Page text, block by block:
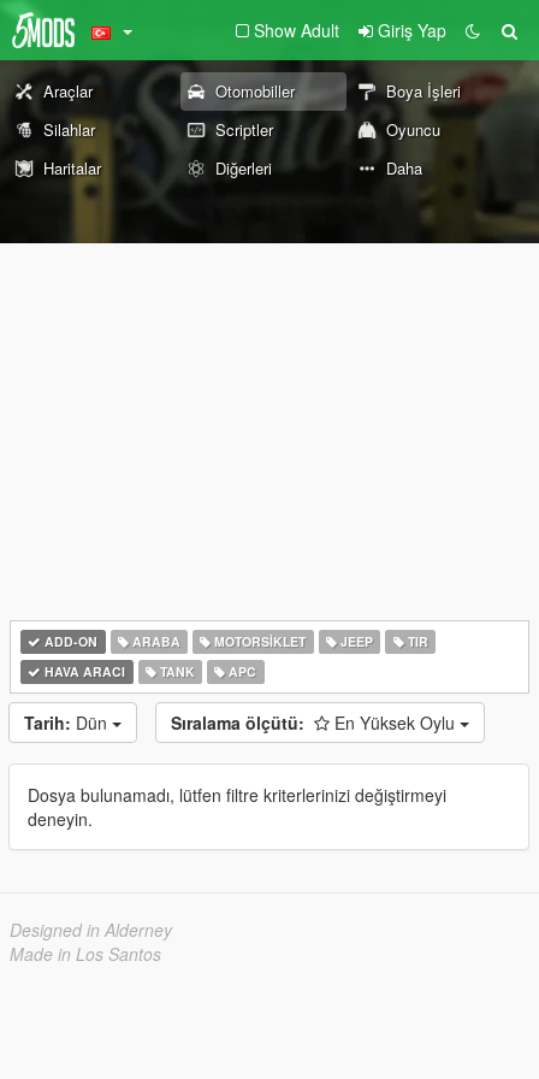
Show Adult Giriş Yap
Araçlar Otomobiller
Boya İşleri
Silahlar
Scriptler
Oyuncu
Haritalar
Diğerleri Daha
ADD-ON ARABA MOTORSIKLET JEEP
TIR
HAVA ARACI
TANK APC
Tarih: Dün Sıralama ölçütü: En Yüksek Oylu
Dosya bulunamadı, lütfen filtre kriterlerinizi değiştirmeyi
deneyin.
Designed in Alderney
Made in Los Santos